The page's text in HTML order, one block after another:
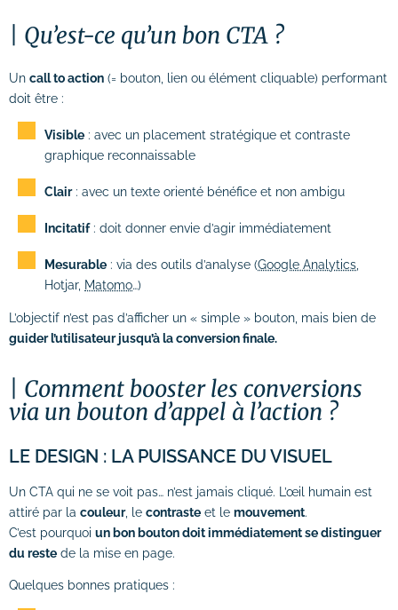
# Identité visuelle
# Webdesign
Suivi des performances
# Formation SMO (community management)
# Formation SMA (publicités réseaux
sociaux)
# Formation newsletter & emailing
# Formation gestion de sites internet
# Formations logiciels bureautique
# Formation Photoshop
# Formation Intelligence Artificielle
Qu’est-ce qu’un bon CTA ?
Un call to action (= bouton, lien ou élément cliquable) performant
doit être :
Visible : avec un placement stratégique et contraste
graphique reconnaissable
Clair: avec un texte orienté bénéfice et non ambigu
Incitatif: doit donner envie d’agir immédiatement
Mesurable : via des outils d’analyse (Google Analytics
Hotjar, Matomo…)
L’objectif n’est pas d’afficher un « simple » bouton, mais bien de
guider l’utilisateur jusqu’à la conversion finale.
Comment booster les conversions
via un bouton d’appel à l’action ?
LE DESIGN : LA PUISSANCE DU VISUEL
Un CTA qui ne se voit pas… n’est jamais cliqué. L’œil humain est
attiré par la couleur, le contraste et le mouvement.
C’est pourquoi un bon bouton doit immédiatement se distinguer
du reste de la mise en page.
Quelques bonnes pratiques :